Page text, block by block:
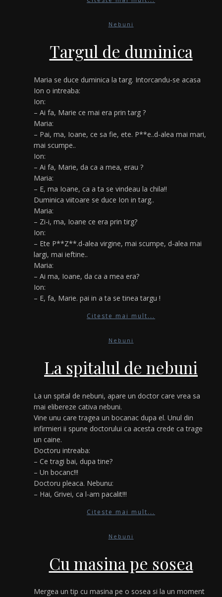
Nebuni
Targul de duminica
Maria se duce duminica la targ. Intorcandu-se acasa
Ion o intreaba:
Ion:
– Ai fa, Marie ce mai era prin targ ?
Maria:
– Pai, ma, Ioane, ce sa fie, ete. P**e..d-alea mai mari,
mai scumpe..
Ion:
– Ai fa, Marie, da ca a mea, erau ?
Maria:
– E, ma Ioane, ca a ta se vindeau la chila!!
Duminica viitoare se duce Ion in targ..
Maria:
– Zi-i, ma, Ioane ce era prin tirg?
Ion:
– Ete P**Z**.d-alea virgine, mai scumpe, d-alea mai
largi, mai ieftine..
Maria:
– Ai ma, Ioane, da ca a mea era?
Ion:
– E, fa, Marie. pai in a ta se tinea targu !
Citeste mai mult...
Nebuni
La spitalul de nebuni
La un spital de nebuni, apare un doctor care vrea sa
mai elibereze cativa nebuni.
Vine unu care tragea un bocanac dupa el. Unul din
infirmieri ii spune doctorului ca acesta crede ca trage
un caine.
Doctoru intreaba:
– Ce tragi bai, dupa tine?
– Un bocanc!!!
Doctoru pleaca. Nebunu:
– Hai, Grivei, ca l-am pacalit!!!
Citeste mai mult...
Nebuni
Cu masina pe sosea
Mergea un tip cu masina pe o sosea si la un moment